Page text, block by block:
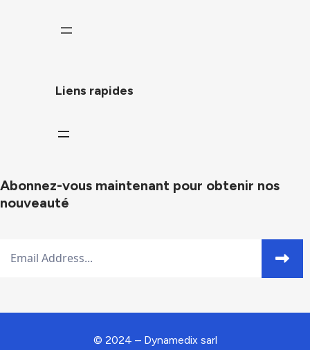
Liens rapides
Abonnez-vous maintenant pour obtenir nos
nouveauté
© 2024 – Dynamedix sarl